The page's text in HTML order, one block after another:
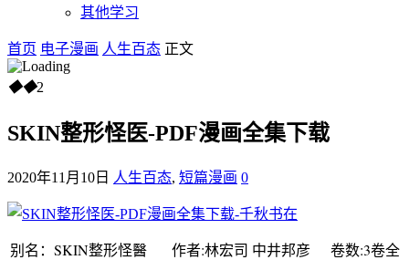
其他学习
首页 电子漫画 人生百态 正文
◆◆2
SKIN整形怪医-PDF漫画全集下载
2020年11月10日 人生百态, 短篇漫画 0
别名：SKIN整形怪醫 作者:林宏司 中井邦彦 卷数:3卷全